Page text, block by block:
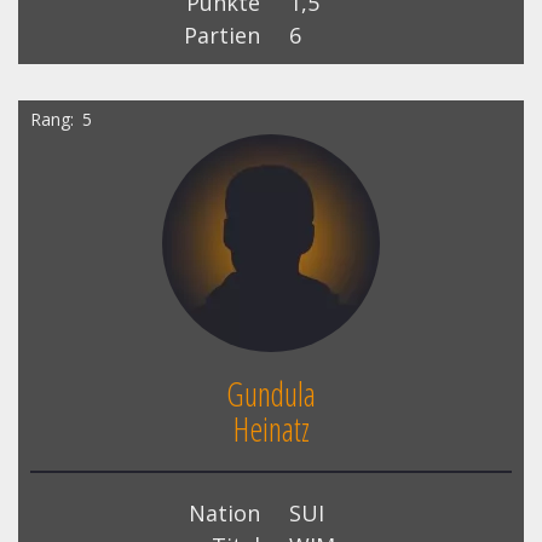
Partien
6
Rang 5
Gundula
Heinatz
Nation
SUI